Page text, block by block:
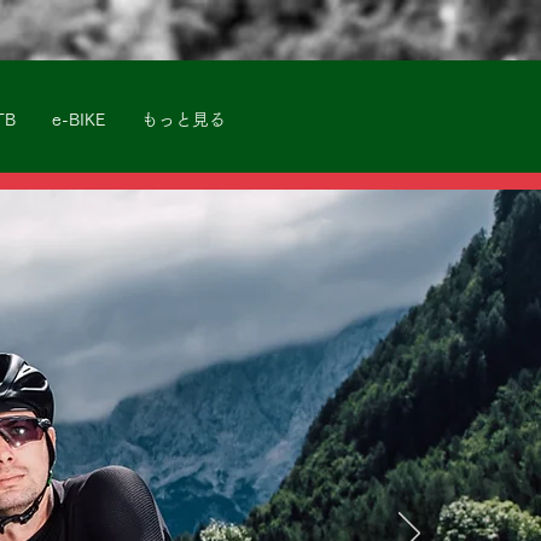
e-BIKE もっと見る